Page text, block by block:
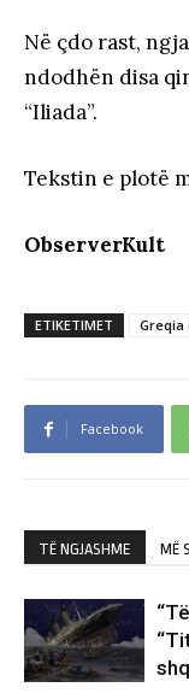
Në çdo rast,
ndodhën disa
“Iliada”.
Tekstin e plotë
ObserverKult
ETIKETIMET Greqia
Facebook
TË NGJASHME MË